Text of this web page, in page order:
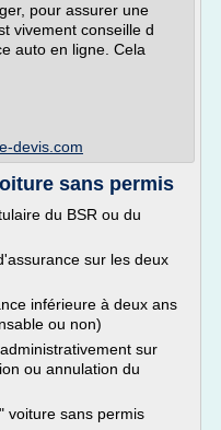
pour assurer une
vivement conseille d
auto en ligne. Cela
devis.com
sans permis
du BSR ou du
sur les deux
inférieure à deux ans
ou non)
sur
ou annulation du
voiture sans permis